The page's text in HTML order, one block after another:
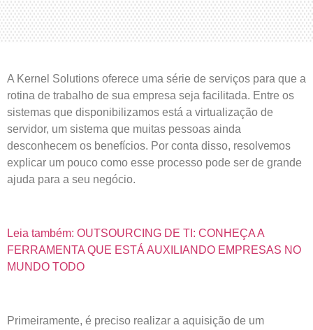
A Kernel Solutions oferece uma série de serviços para que a
rotina de trabalho de sua empresa seja facilitada. Entre os
sistemas que disponibilizamos está a virtualização de
servidor, um sistema que muitas pessoas ainda
desconhecem os benefícios. Por conta disso, resolvemos
explicar um pouco como esse processo pode ser de grande
ajuda para a seu negócio.
Leia também: OUTSOURCING DE TI: CONHEÇA A
FERRAMENTA QUE ESTÁ AUXILIANDO EMPRESAS NO
MUNDO TODO
Primeiramente, é preciso realizar a aquisição de um